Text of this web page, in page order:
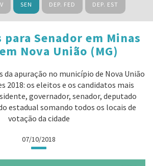
SEN DEP. FED DEP. EST
para Senador em Minas
Nova União (MG)
da apuração no município de Nova União
2018: os eleitos e os candidatos mais
governador, senador, deputado
estadual somando todos os locais de
votação da cidade
07/10/2018